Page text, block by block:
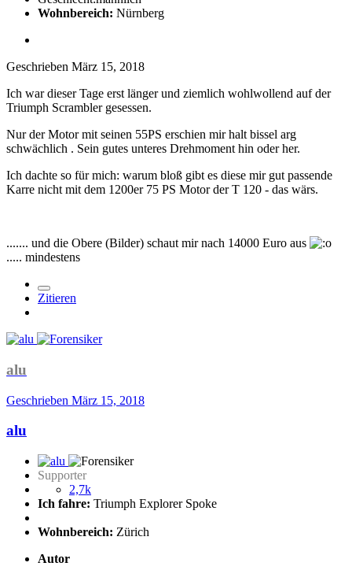
Wohnbereich: Nürnberg
Geschrieben März 15, 2018
Ich war dieser Tage erst länger und ziemlich wohlwollend auf der
Triumph Scrambler gesessen.
Nur der Motor mit seinen 55PS erschien mir halt bissel arg
schwächlich . Sein gutes unteres Drehmoment hin oder her.
Ich dachte so für mich: warum bloß gibt es diese mir gut passende
Karre nicht mit dem 1200er 75 PS Motor der T 120 - das wärs.
....... und die Obere (Bilder) schaut mir nach 14000 Euro aus
..... mindestens
Zitieren
alu
Geschrieben März 15, 2018
alu
Supporter
2,7k
Ich fahre: Triumph Explorer Spoke
Wohnbereich: Zürich
Autor